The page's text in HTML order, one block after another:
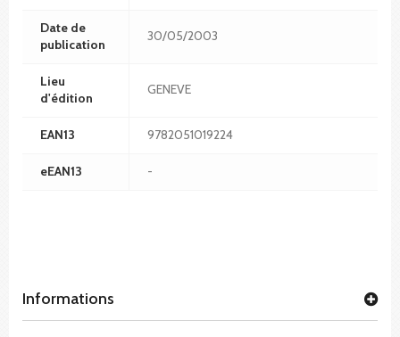
Date de
publication
30/05/2003
Lieu
d'édition
GENEVE
EAN13 9782051019224
eEAN13 -
Informations